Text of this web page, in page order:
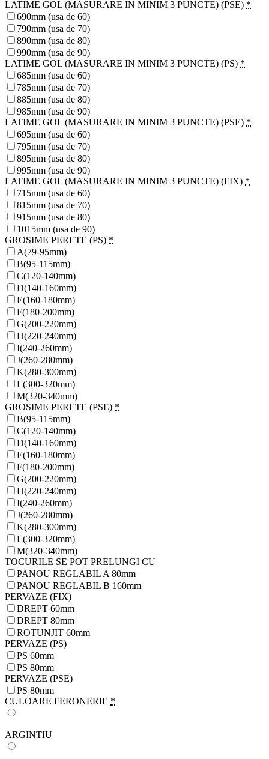
LATIME GOL (MASURARE IN MINIM 3 PUNCTE) (PSE) *
690mm (usa de 60)
790mm (usa de 70)
890mm (usa de 80)
990mm (usa de 90)
LATIME GOL (MASURARE IN MINIM 3 PUNCTE) (PS) *
685mm (usa de 60)
785mm (usa de 70)
885mm (usa de 80)
985mm (usa de 90)
LATIME GOL (MASURARE IN MINIM 3 PUNCTE) (PSE) *
695mm (usa de 60)
795mm (usa de 70)
895mm (usa de 80)
995mm (usa de 90)
LATIME GOL (MASURARE IN MINIM 3 PUNCTE) (FIX) *
715mm (usa de 60)
815mm (usa de 70)
915mm (usa de 80)
1015mm (usa de 90)
GROSIME PERETE (PS) *
A(79-95mm)
B(95-115mm)
C(120-140mm)
D(140-160mm)
E(160-180mm)
F(180-200mm)
G(200-220mm)
H(220-240mm)
I(240-260mm)
J(260-280mm)
K(280-300mm)
L(300-320mm)
M(320-340mm)
GROSIME PERETE (PSE) *
B(95-115mm)
C(120-140mm)
D(140-160mm)
E(160-180mm)
F(180-200mm)
G(200-220mm)
H(220-240mm)
I(240-260mm)
J(260-280mm)
K(280-300mm)
L(300-320mm)
M(320-340mm)
TOCURILE SE POT PRELUNGI CU
PANOU REGLABIL A 80mm
PANOU REGLABIL B 160mm
PERVAZE (FIX)
DREPT 60mm
DREPT 80mm
ROTUNJIT 60mm
PERVAZE (PS)
PS 60mm
PS 80mm
PERVAZE (PSE)
PS 80mm
CULOARE FERONERIE *
ARGINTIU